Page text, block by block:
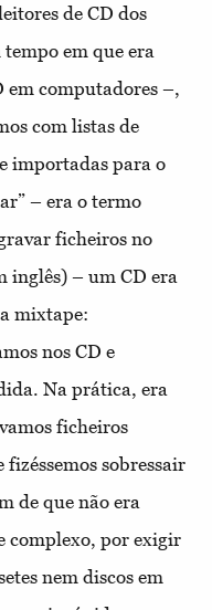
de CD dos
em que era
em computadores –,
com listas de
importadas para o
– era o termo
ficheiros no
inglês) – um CD era
mixtape:
nos CD e
Na prática, era
ficheiros
sobressair
de que não era
complexo, por exigir
nem discos em